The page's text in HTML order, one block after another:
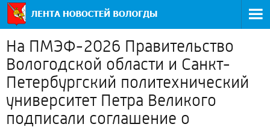
На ПМЭФ-2026 Правительство
Вологодской области и Санкт-
Петербургский политехнический
университет Петра Великого
подписали соглашение о